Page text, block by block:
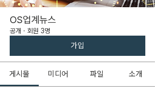
OS업계뉴스
공개 · 회원 3명
가입
게시물 미디어 파일 소개